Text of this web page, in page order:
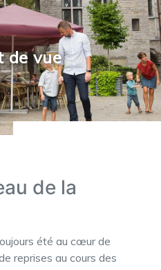
de vue
de la
été au cœur de
reprises au cours des